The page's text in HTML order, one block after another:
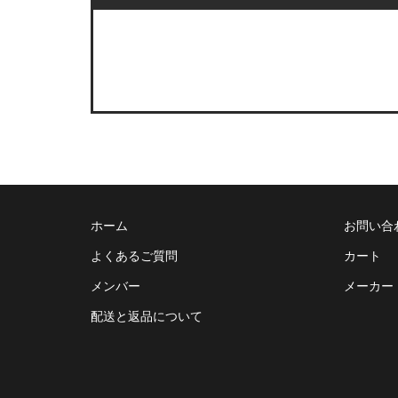
ホーム お問い合
よくあるご質問 カート
メンバー メーカー
配送と返品について